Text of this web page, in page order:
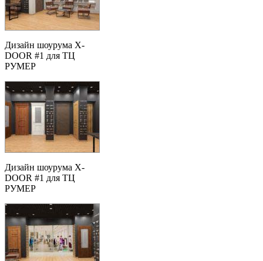
Дизайн шоурума X-
DOOR #1 для ТЦ
РУМЕР
Дизайн шоурума X-
DOOR #1 для ТЦ
РУМЕР